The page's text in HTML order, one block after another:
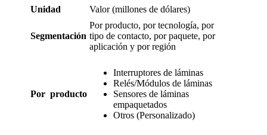
Unidad Valor (millones de dólares)
Segmentación
Por producto, por tecnología, por
tipo de contacto, por paquete, por
aplicación y por región
Por producto
Interruptores de láminas
Relés/Módulos de láminas
Sensores de láminas
empaquetados
Otros (Personalizado)